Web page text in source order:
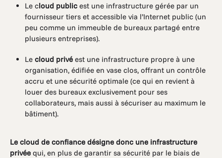
Le cloud public est une infrastructure gérée par un
fournisseur tiers et accessible via l’Internet public (un
peu comme un immeuble de bureaux partagé entre
plusieurs entreprises).
Le cloud privé est une infrastructure propre à une
organisation, édifiée en vase clos, offrant un contrôle
accru et une sécurité optimale (ce qui en revient à
louer des bureaux exclusivement pour ses
collaborateurs, mais aussi à sécuriser au maximum le
bâtiment).
Le cloud de confiance désigne donc une infrastructure
privée qui, en plus de garantir sa sécurité par le biais de